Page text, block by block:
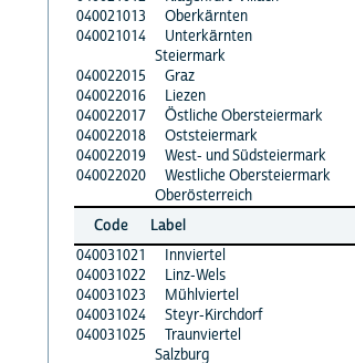
040021013
Oberkärnten
040021014
Unterkärnten
Steiermark
040022015
Graz
040022016
Liezen
040022017
Östliche Obersteiermark
040022018
Oststeiermark
040022019
West- und Südsteiermark
040022020
Westliche Obersteiermark
Oberösterreich
Code
Label
040031021
Innviertel
040031022
Linz-Wels
040031023
Mühlviertel
040031024
Steyr-Kirchdorf
040031025
Traunviertel
Salzburg